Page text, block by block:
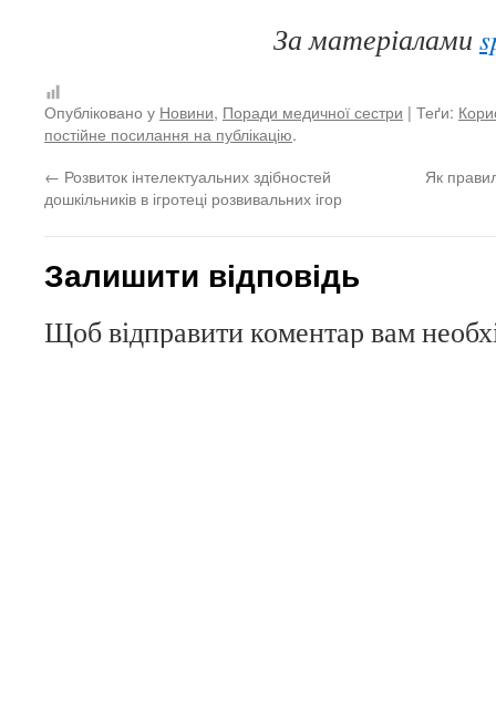
За матеріалами
Опубліковано у Новини, Поради медичної сестри | Теґи:
постійне посилання на публікацію.
← Розвиток інтелектуальних здібностей
дошкільників в ігротеці розвивальних ігор
Як
Залишити відповідь
Щоб відправити коментар вам